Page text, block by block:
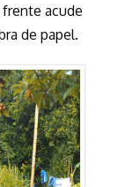
acude
de papel.